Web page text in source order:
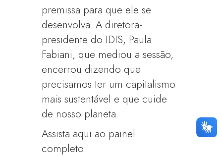
premissa para que ele se
desenvolva. A diretora-
presidente do IDIS, Paula
Fabiani, que mediou a sessão,
encerrou dizendo que
precisamos ter um capitalismo
mais sustentável e que cuide
de nosso planeta.
Assista aqui ao painel
completo: